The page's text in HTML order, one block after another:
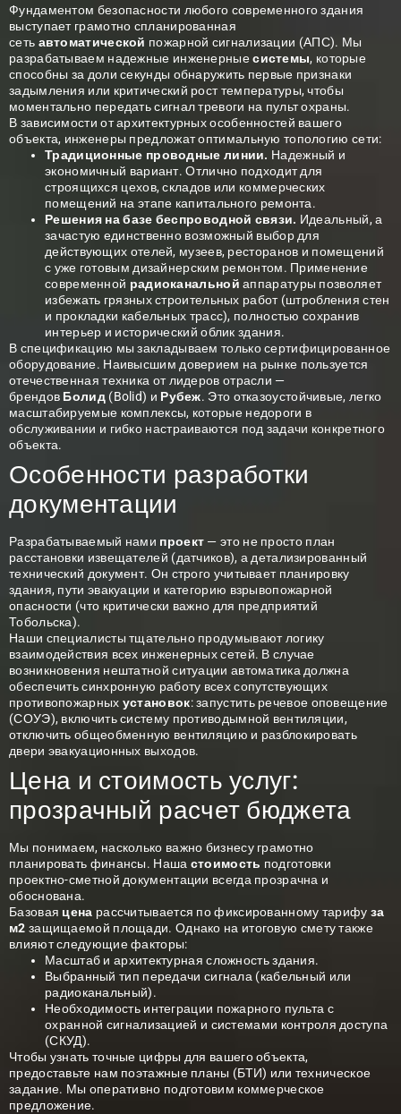
Фундаментом безопасности любого современного здания
выступает грамотно спланированная
сеть автоматической пожарной сигнализации (АПС). Мы
разрабатываем надежные инженерныесистемы, которые
способны за доли секунды обнаружить первые признаки
задымления или критический рост температуры, чтобы
моментально передать сигнал тревоги на пульт охраны.
В зависимости от архитектурных особенностей вашего
объекта, инженеры предложат оптимальную топологию сети:
Традиционные проводные линии. Надежный и
экономичный вариант. Отлично подходит для
строящихся цехов, складов или коммерческих
помещений на этапе капитального ремонта.
Решения на базе беспроводной связи. Идеальный, а
зачастую единственно возможный выбор для
действующих отелей, музеев, ресторанов и помещений
с уже готовым дизайнерским ремонтом. Применение
современной радиоканальной аппаратуры позволяет
избежать грязных строительных работ (штробления стен
и прокладки кабельных трасс), полностью сохранив
интерьер и исторический облик здания.
В спецификацию мы закладываем только сертифицированное
оборудование. Наивысшим доверием на рынке пользуется
отечественная техника от лидеров отрасли —
брендов Болид(Bolid) и Рубеж. Это отказоустойчивые, легко
масштабируемые комплексы, которые недороги в
обслуживании и гибко настраиваются под задачи конкретного
объекта.
Особенности разработки
документации
Разрабатываемый нами проект — это не просто план
расстановки извещателей (датчиков), а детализированный
технический документ. Он строго учитывает планировку
здания, пути эвакуации и категорию взрывопожарной
опасности (что критически важно для предприятий
Тобольска).
Наши специалисты тщательно продумывают логику
взаимодействия всех инженерных сетей. В случае
возникновения нештатной ситуации автоматика должна
обеспечить синхронную работу всех сопутствующих
противопожарных установок: запустить речевое оповещение
(СОУЭ), включить систему противодымной вентиляции,
отключить общеобменную вентиляцию и разблокировать
двери эвакуационных выходов.
Цена и стоимость услуг:
прозрачный расчет бюджета
Мы понимаем, насколько важно бизнесу грамотно
планировать финансы. Наша стоимость подготовки
проектно-сметной документации всегда прозрачна и
обоснована.
Базовая цена рассчитывается по фиксированному тарифу за
м2 защищаемой площади. Однако на итоговую смету также
влияют следующие факторы:
Масштаб и архитектурная сложность здания.
Выбранный тип передачи сигнала (кабельный или
радиоканальный).
Необходимость интеграции пожарного пульта с
охранной сигнализацией и системами контроля доступа
(СКУД).
Чтобы узнать точные цифры для вашего объекта,
предоставьте нам поэтажные планы (БТИ) или техническое
задание. Мы оперативно подготовим коммерческое
предложение.